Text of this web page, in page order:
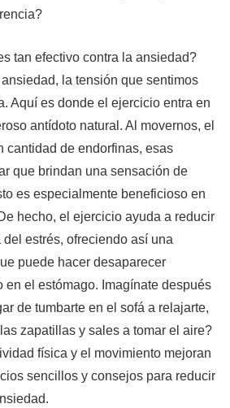
tan efectivo contra la ansiedad?
la tensión que sentimos
Aquí es donde el ejercicio entra en
antídoto natural. Al movernos, el
cantidad de endorfinas, esas
que brindan una sensación de
es especialmente beneficioso en
hecho, el ejercicio ayuda a reducir
estrés, ofreciendo así una
puede hacer desaparecer
en el estómago. Imagínate después
de tumbarte en el sofá a relajarte,
zapatillas y sales a tomar el aire?
física y el movimiento mejoran
sencillos y consejos para reducir